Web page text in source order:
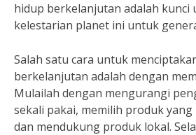
hidup berkelanjutan adalah kunci
kelestarian planet ini untuk
Salah satu cara untuk
berkelanjutan adalah dengan
Mulailah dengan mengurangi
sekali pakai, memilih produk
dan mendukung produk lokal.